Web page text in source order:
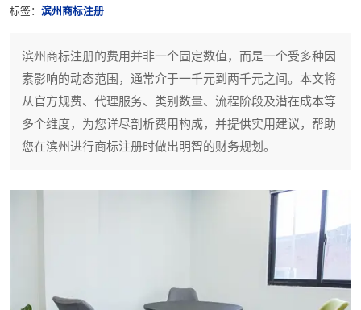
标签： 滨州商标注册
滨州商标注册的费用并非一个固定数值，而是一个受多种因
素影响的动态范围，通常介于一千元到两千元之间。本文将
从官方规费、代理服务、类别数量、流程阶段及潜在成本等
多个维度，为您详尽剖析费用构成，并提供实用建议，帮助
您在滨州进行商标注册时做出明智的财务规划。